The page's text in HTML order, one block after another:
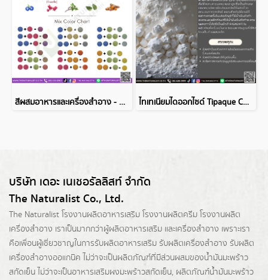
สีผสมอาหารและเครื่องสำอาง - VEGAN Colors ไทเทเนียมไดออกไซด์ Tipaque CR50
บริษัท เดอะ เนเชอรัลลิสท์ จำกัด
The Naturalist Co., Ltd.
The Naturalist โรงงานผลิตอาหารเสริม โรงงานผลิตครีม โรงงานผลิต
เครื่องสำอาง เราเป็นมากกว่าผู้ผลิตอาหารเสริม และเครื่องสำอาง เพราะเรา
คือเพื่อนผู้เชี่ยวชาญในการรับผลิตอาหารเสริม รับผลิตเครื่องสำอาง รับผลิต
เครื่องสำอางออแกนิค ไม่ว่าจะเป็นผลิตภัณฑ์ที่มีส่วนผสมของน้ำมันมะพร้าว
สกัดเย็น ไม่ว่าจะเป็นอาหารเสริมผงมะพร้าวสกัดเย็น, ผลิตภัณฑ์น้ำมันมะพร้าว